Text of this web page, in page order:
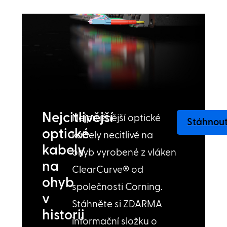
Nejcitlivější
optické
kabely
na
ohyb
v
historii
Nejpružnější optické
kabely necitlivé na
ohyb vyrobené z vláken
ClearCurve® od
společnosti Corning.
Stáhněte si ZDARMA
informační složku o